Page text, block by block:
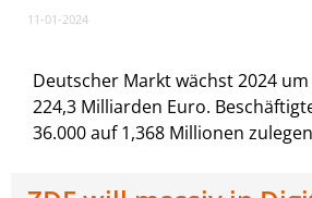
11-01-2024
Deutscher Markt wächst 2024
224,3 Milliarden Euro.
36.000 auf 1,368 Millionen